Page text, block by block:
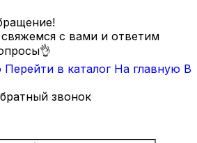
с вами и ответим
Перейти в каталог На главную В
звонок